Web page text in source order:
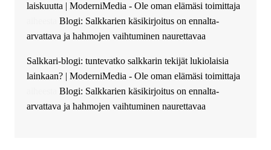
successfully installed Simple
Ajax Chat.
laiskuutta | ModerniMedia - Ole oman elämäsi toimittaja
Blogi: Salkkarien käsikirjoitus on ennalta-
arvattava ja hahmojen vaihtuminen naurettavaa
Salkkari-blogi: tuntevatko salkkarin tekijät lukiolaisia
lainkaan? | ModerniMedia - Ole oman elämäsi toimittaja
Blogi: Salkkarien käsikirjoitus on ennalta-
arvattava ja hahmojen vaihtuminen naurettavaa